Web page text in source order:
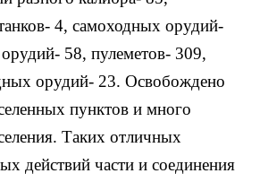
4, самоходных орудий-
58, пулеметов- 309,
орудий- 23. Освобождено
пунктов и много
Таких отличных
действий части и соединения